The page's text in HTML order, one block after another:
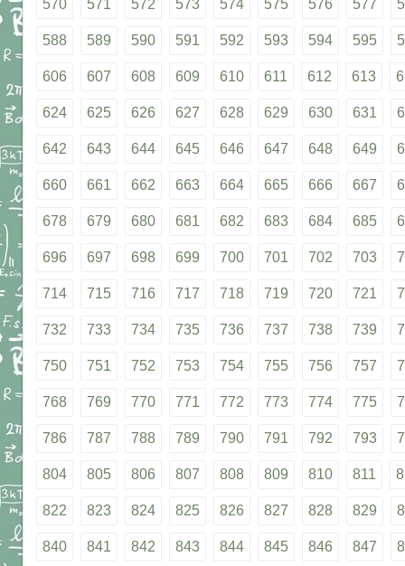
570 571 572 573 574 575 576 577
588 589 590 591 592 593 594 595
606 607 608 609 610 611 612 613
624 625 626 627 628 629 630 631
642 643 644 645 646 647 648 649
660 661 662 663 664 665 666 667
678 679 680 681 682 683 684 685
696 697 698 699 700 701 702 703
714 715 716 717 718 719 720 721
732 733 734 735 736 737 738 739
750 751 752 753 754 755 756 757
768 769 770 771 772 773 774 775
786 787 788 789 790 791 792 793
804 805 806 807 808 809 810 811
822 823 824 825 826 827 828 829
840 841 842 843 844 845 846 847